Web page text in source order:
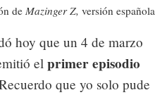
de Mazinger Z, versión española
hoy que un 4 de marzo
el primer episodio
que yo solo pude